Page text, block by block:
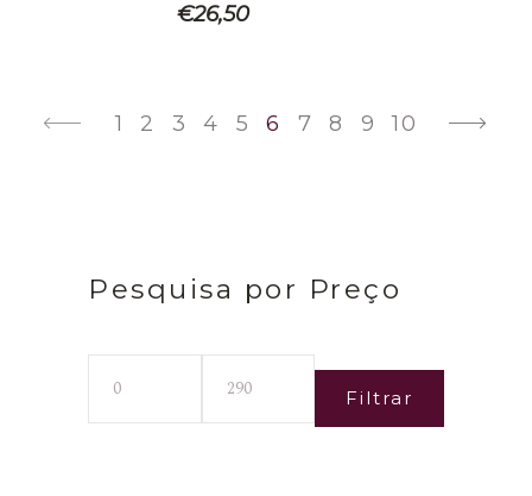
€26,50
1 2 3 4 5 6 7 8 9 10
Pesquisa por Preço
mínimo
máximo
Filtrar